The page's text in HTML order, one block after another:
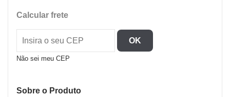
Liquidificador
Inox
Copo
Inox
Calcular frete
OK
Não sei meu CEP
Sobre o Produto